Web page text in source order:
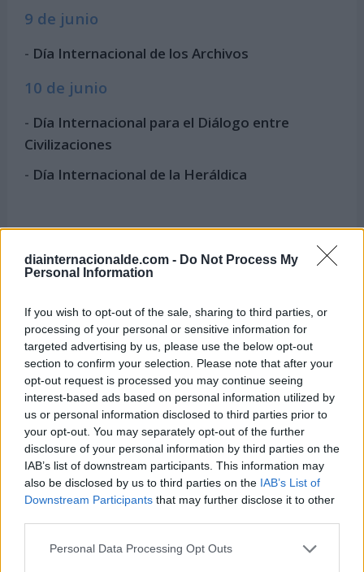
diainternacionalde.com - Do Not Process My
Personal Information
If you wish to opt-out of the sale, sharing to third parties, or
processing of your personal or sensitive information for
targeted advertising by us, please use the below opt-out
section to confirm your selection. Please note that after your
opt-out request is processed you may continue seeing
interest-based ads based on personal information utilized by
us or personal information disclosed to third parties prior to
your opt-out. You may separately opt-out of the further
disclosure of your personal information by third parties on the
IAB’s list of downstream participants. This information may
also be disclosed by us to third parties on the IAB’s List of
Downstream Participants that may further disclose it to other
Personal Data Processing Opt Outs
9 de junio
- Día Internacional de los Archivos
10 de junio
- Día Internacional para el Diálogo entre
Civilizaciones
- Día Internacional de la Heráldica
Semanas Internacionales cercanas
Del 21 al 27 de junio
Semana Mundial de la Alergia
Del 1 al 7 de junio
Semana Internacional de los Museos
Del 8 al 12 de junio
Semana Internacional de los Archivos
Del 14 al 21 de junio
Semana Internacional de la Salud
Masculina